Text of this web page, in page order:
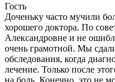
Гость
Доченьку часто мучили
хорошего доктора. По
Александровне и не
очень грамотной. Мы
обследования, когда
лечение. Только после
на боль. Конечно, это не